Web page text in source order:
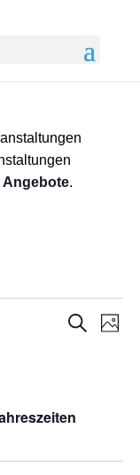
Angebote.
SucheFoto